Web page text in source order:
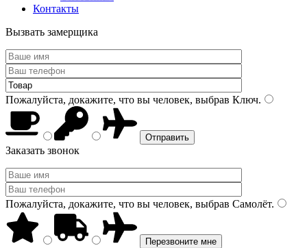
Контакты
Вызвать замерщика
Пожалуйста, докажите, что вы человек, выбрав Ключ.
Заказать звонок
Пожалуйста, докажите, что вы человек, выбрав Самолёт.